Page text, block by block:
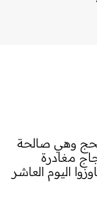
وهي صالحة
مغادرة
اليوم العاشر